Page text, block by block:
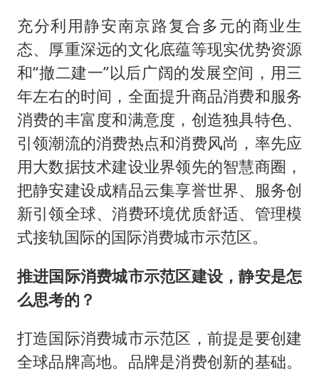
命案逃犯躲进深山21年活得像野人
现代版摸金校尉落网查获400多枚古币
服务实体经济 财政金融打出组合拳
奋进开新局 实干挑大梁
充分利用静安南京路复合多元的商业生
态、厚重深远的文化底蕴等现实优势资源
和“撤二建一”以后广阔的发展空间，用三
年左右的时间，全面提升商品消费和服务
消费的丰富度和满意度，创造独具特色、
引领潮流的消费热点和消费风尚，率先应
用大数据技术建设业界领先的智慧商圈，
把静安建设成精品云集享誉世界、服务创
新引领全球、消费环境优质舒适、管理模
式接轨国际的国际消费城市示范区。
推进国际消费城市示范区建设，静安是怎
么思考的？
打造国际消费城市示范区，前提是要创建
全球品牌高地。品牌是消费创新的基础。